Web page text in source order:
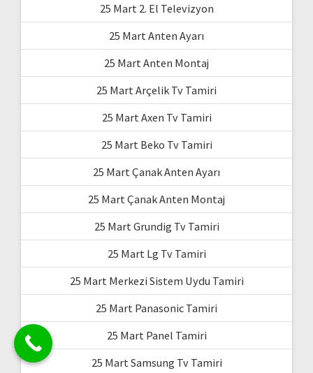
25 Mart 2. El Televizyon
25 Mart Anten Ayarı
25 Mart Anten Montaj
25 Mart Arçelik Tv Tamiri
25 Mart Axen Tv Tamiri
25 Mart Beko Tv Tamiri
25 Mart Çanak Anten Ayarı
25 Mart Çanak Anten Montaj
25 Mart Grundig Tv Tamiri
25 Mart Lg Tv Tamiri
25 Mart Merkezi Sistem Uydu Tamiri
25 Mart Panasonic Tamiri
25 Mart Panel Tamiri
25 Mart Samsung Tv Tamiri